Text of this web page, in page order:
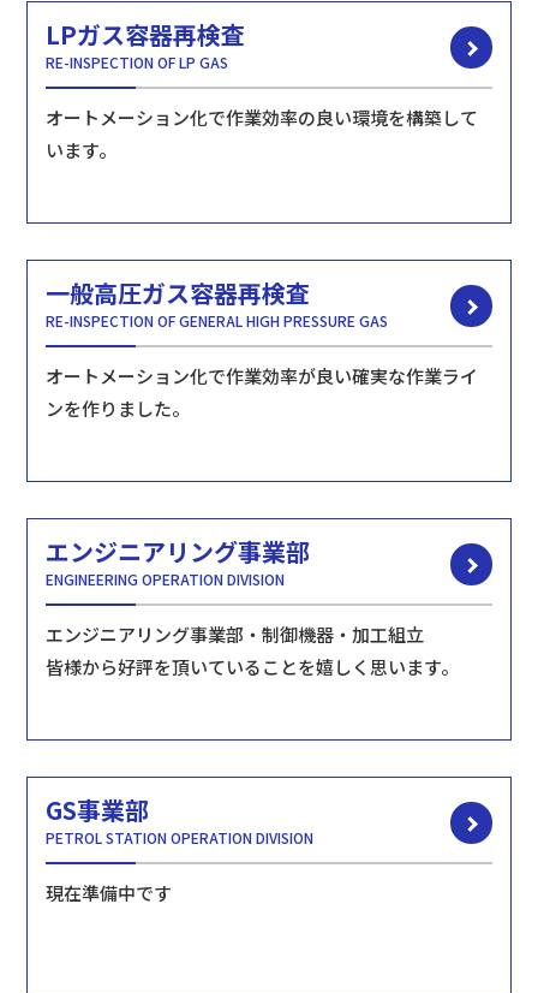
LPガス容器再検査
RE-INSPECTION OF LP GAS
オートメーション化で作業効率の良い環境を構築して
います。
一般高圧ガス容器再検査
RE-INSPECTION OF GENERAL HIGH PRESSURE GAS
オートメーション化で作業効率が良い確実な作業ライ
ンを作りました。
エンジニアリング事業部
ENGINEERING OPERATION DIVISION
エンジニアリング事業部・制御機器・加工組立
皆様から好評を頂いていることを嬉しく思います。
GS事業部
PETROL STATION OPERATION DIVISION
現在準備中です